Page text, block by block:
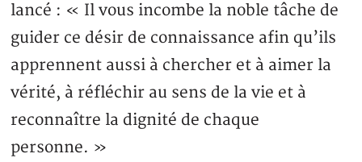
lancé : « Il vous incombe la noble tâche de
guider ce désir de connaissance afin qu’ils
apprennent aussi à chercher et à aimer la
vérité, à réfléchir au sens de la vie et à
reconnaître la dignité de chaque
personne. »